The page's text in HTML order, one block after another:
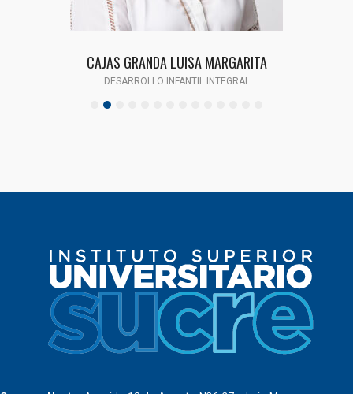
CAJAS GRANDA LUISA MARGARITA
DESARROLLO INFANTIL INTEGRAL